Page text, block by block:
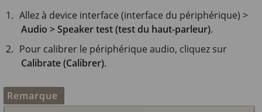
Allez à device interface (interface du périphérique) >
Audio > Speaker test (test du haut-parleur).
Pour calibrer le périphérique audio, cliquez sur
Calibrate (Calibrer).
Remarque